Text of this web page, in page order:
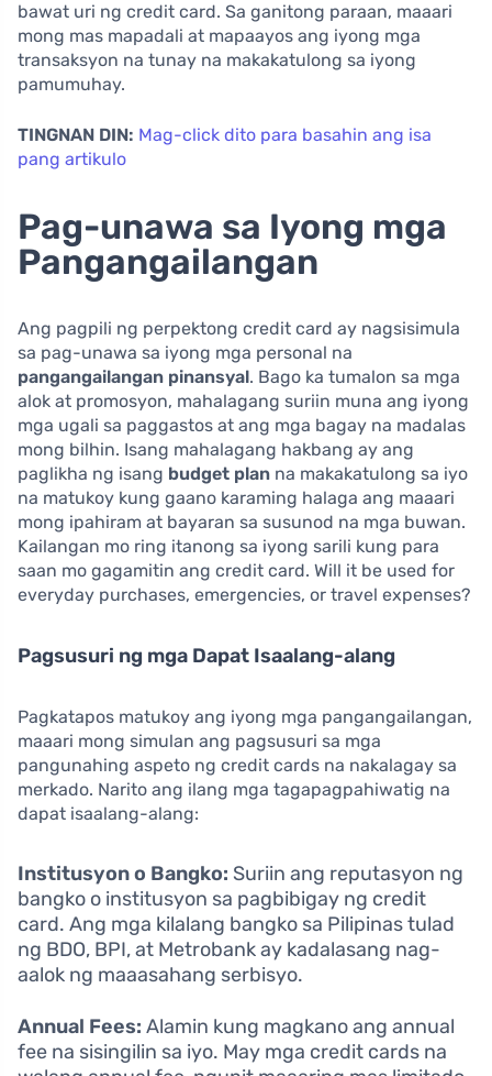
bawat uri ng credit card. Sa ganitong paraan, maaari
mong mas mapadali at mapaayos ang iyong mga
transaksyon na tunay na makakatulong sa iyong
pamumuhay.
TINGNAN DIN: Mag-click dito para basahin ang isa
pang artikulo
Pag-unawa sa Iyong mga
Pangangailangan
Ang pagpili ng perpektong credit card ay nagsisimula
sa pag-unawa sa iyong mga personal na
pangangailangan pinansyal. Bago ka tumalon sa mga
alok at promosyon, mahalagang suriin muna ang iyong
mga ugali sa paggastos at ang mga bagay na madalas
mong bilhin. Isang mahalagang hakbang ay ang
paglikha ng isang budget plan na makakatulong sa iyo
na matukoy kung gaano karaming halaga ang maaari
mong ipahiram at bayaran sa susunod na mga buwan.
Kailangan mo ring itanong sa iyong sarili kung para
saan mo gagamitin ang credit card. Will it be used for
everyday purchases, emergencies, or travel expenses?
Pagsusuri ng mga Dapat Isaalang-alang
Pagkatapos matukoy ang iyong mga pangangailangan,
maaari mong simulan ang pagsusuri sa mga
pangunahing aspeto ng credit cards na nakalagay sa
merkado. Narito ang ilang mga tagapagpahiwatig na
dapat isaalang-alang:
Institusyon o Bangko: Suriin ang reputasyon ng
bangko o institusyon sa pagbibigay ng credit
card. Ang mga kilalang bangko sa Pilipinas tulad
ng BDO, BPI, at Metrobank ay kadalasang nag-
aalok ng maaasahang serbisyo.
Annual Fees: Alamin kung magkano ang annual
fee na sisingilin sa iyo. May mga credit cards na